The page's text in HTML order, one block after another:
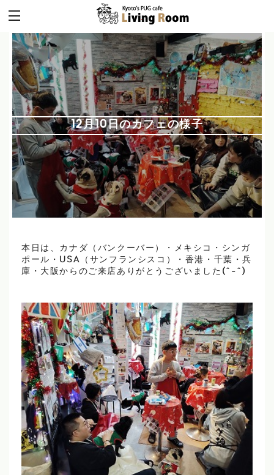
12月10日のカフェの様子
本日は、カナダ（バンクーバー）・メキシコ・シンガ
ポール・USA（サンフランシスコ）・香港・千葉・兵
庫・大阪からのご来店ありがとうございました(^-^)